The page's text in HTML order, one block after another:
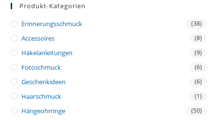
Produkt-Kategorien
Erinnerungsschmuck (38)
Accessoires (8)
Häkelanleitungen (9)
Fotoschmuck (6)
Geschenkideen (6)
Haarschmuck (1)
Hängeohrringe (50)